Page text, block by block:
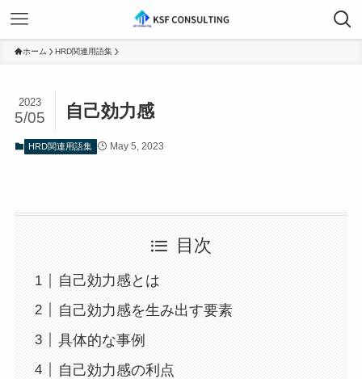
ホーム HRD関連用語集
自己効力感
2023
5/05
HRD関連用語集 May 5, 2023
目次
自己効力感とは
自己効力感を生み出す要素
具体的な事例
自己効力感の利点